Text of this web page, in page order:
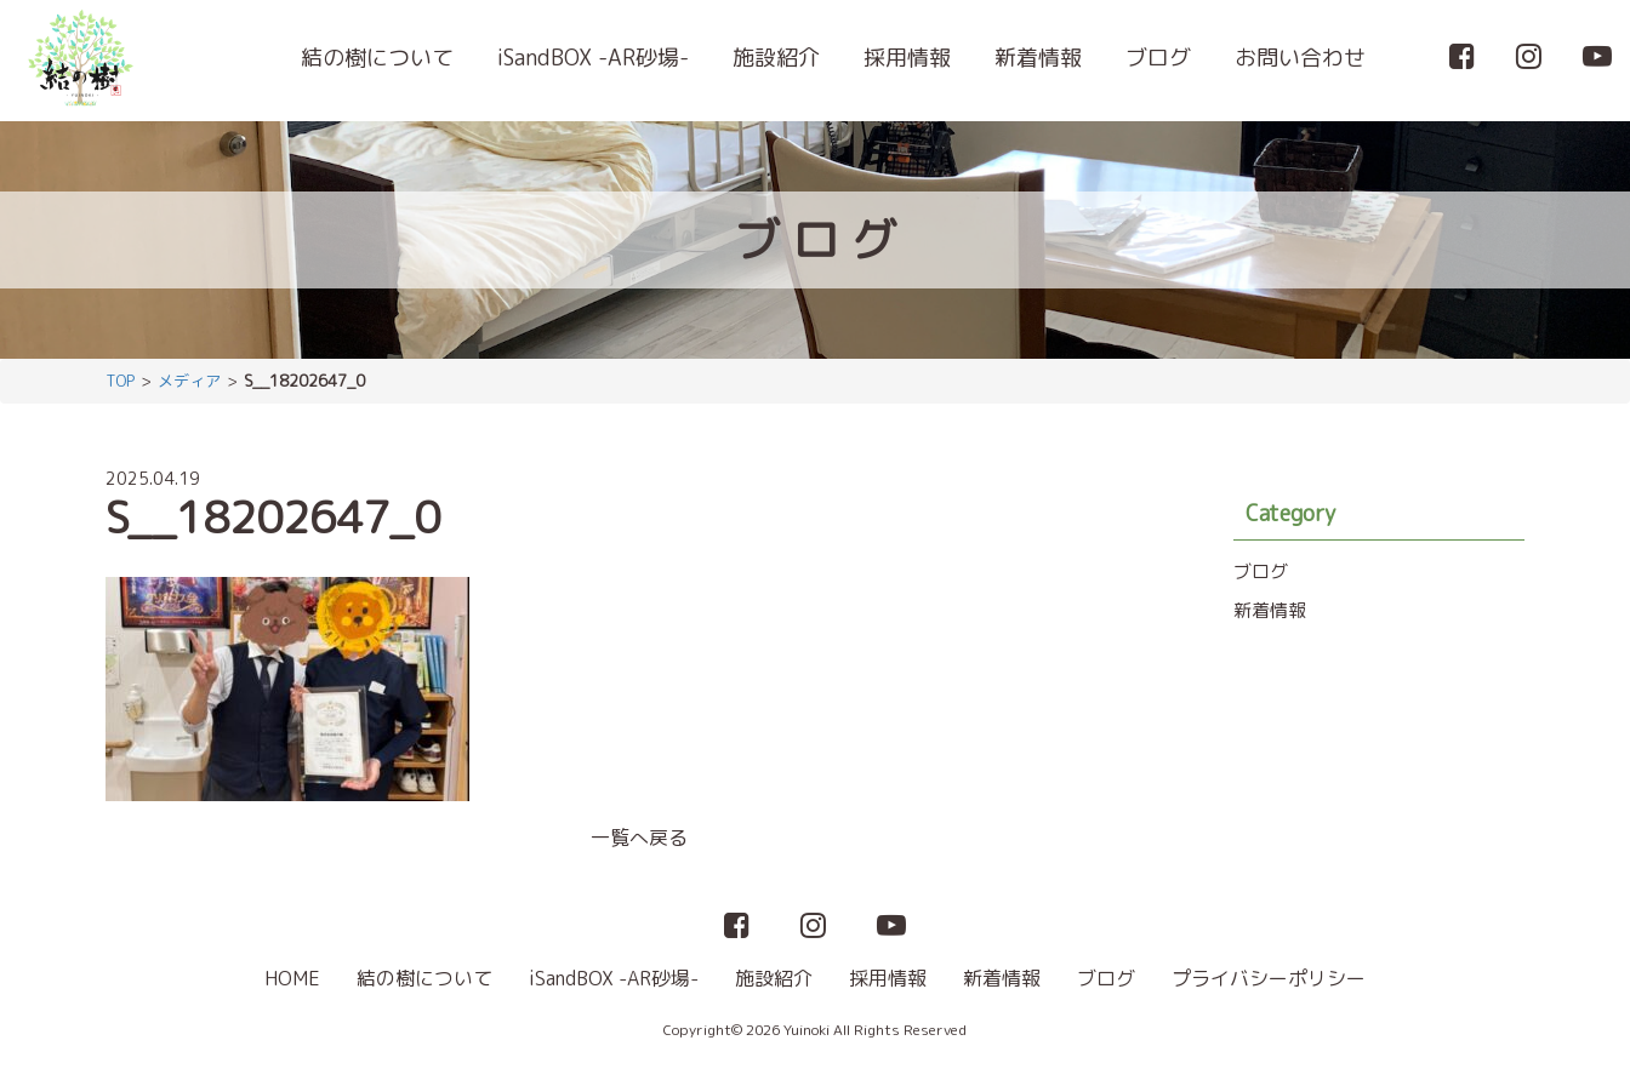
結の樹について iSandBOX -AR砂場- 施設紹介 採用情報 新着情報 ブログ お問い合わせ
ブロ グ
TOP メディア S__18202647_0
2025.04.19
S__18202647_0
一覧へ戻る
Category
ブログ
新着情報
HOME 結の樹について iSandBOX -AR砂場- 施設紹介 採用情報 新着情報 ブログ プライバシーポリシー
Copyright© 2026 Yuinoki All Rights Reserved